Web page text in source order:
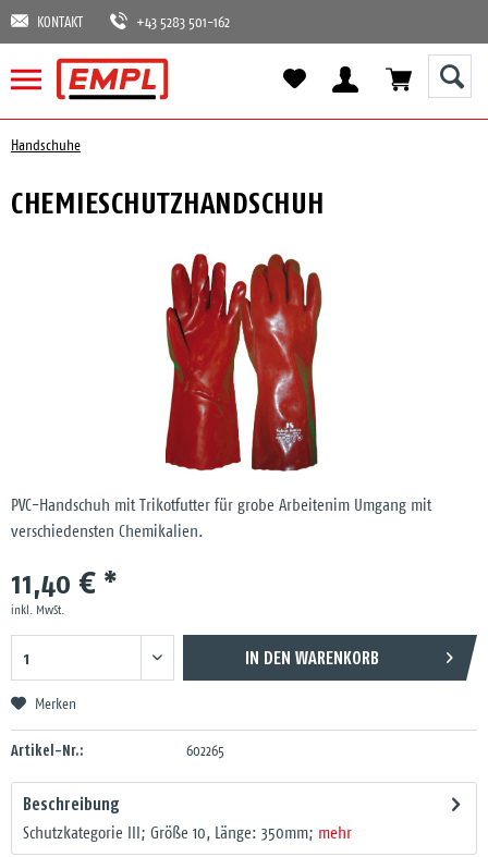
KONTAKT +43 5283 501-162
Handschuhe
CHEMIESCHUTZHANDSCHUH
PVC-Handschuh mit Trikotfutter für grobe Arbeitenim Umgang mit
verschiedensten Chemikalien.
11,40 € *
inkl. MwSt.
IN DEN WARENKORB
Merken
Artikel-Nr.: 602265
Beschreibung
Schutzkategorie III; Größe 10, Länge: 350mm; mehr